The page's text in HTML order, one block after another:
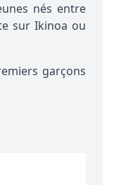
nés entre
sur Ikinoa ou
garçons